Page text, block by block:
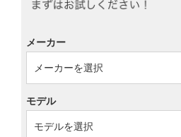
メーカー
モデル